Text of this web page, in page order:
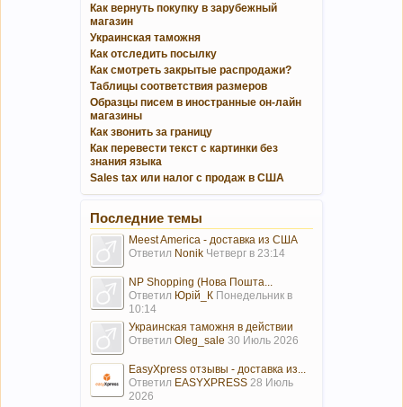
Как вернуть покупку в зарубежный
магазин
Украинская таможня
Как отследить посылку
Как смотреть закрытые распродажи?
Таблицы соответствия размеров
Образцы писем в иностранные он-лайн
магазины
Как звонить за границу
Как перевести текст с картинки без
знания языка
Sales tax или налог с продаж в США
Последние темы
Meest America - доставка из США
Ответил Nonik Четверг в 23:14
NP Shopping (Нова Пошта...
Ответил Юрій_К Понедельник в
10:14
Украинская таможня в действии
Ответил Oleg_sale 30 Июль 2026
EasyXpress отзывы - доставка из...
Ответил EASYXPRESS 28 Июль
2026